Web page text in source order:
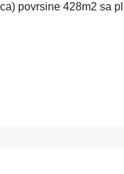
povrsine 428m2 sa